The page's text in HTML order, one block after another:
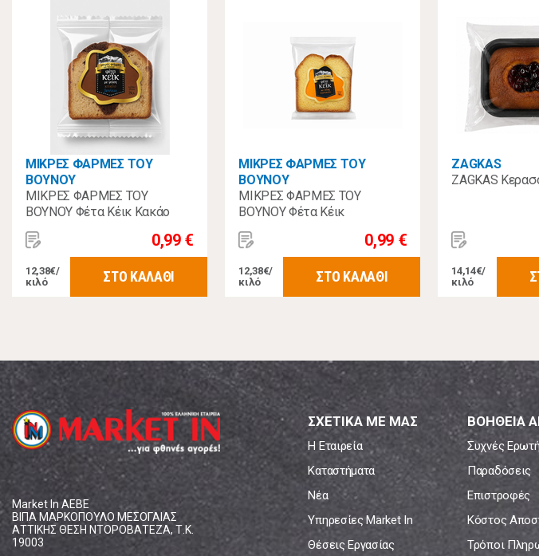
ΜΙΚΡΕΣ ΦΑΡΜΕΣ ΤΟΥ
ΒΟΥΝΟΥ
ΜΙΚΡΕΣ ΦΑΡΜΕΣ ΤΟΥ
ΒΟΥΝΟΥ Φέτα Κέικ Κακάο
80gr
0,99 €
12,38€/
κιλό
ΣΤΟ ΚΑΛΑΘΙ
ΜΙΚΡΕΣ ΦΑΡΜΕΣ ΤΟΥ
ΒΟΥΝΟΥ
ΜΙΚΡΕΣ ΦΑΡΜΕΣ ΤΟΥ
ΒΟΥΝΟΥ Φέτα Κέικ
Πορτοκάλι & Βανίλια 80gr
0,99 €
12,38€/
κιλό
ΣΤΟ ΚΑΛΑΘΙ
ZAGKAS
ZAGKAS
14,14€/
κιλό
Market In ΑΕΒΕ
ΒΙΠΑ ΜΑΡΚΟΠΟΥΛΟ ΜΕΣΟΓΑΙΑΣ
ΑΤΤΙΚΗΣ ΘΕΣΗ ΝΤΟΡΟΒΑΤΕΖΑ, Τ.Κ.
19003
ΣΧΕΤΙΚΑ ΜΕ ΜΑΣ
Η Εταιρεία
Καταστήματα
Νέα
Υπηρεσίες Market In
Θέσεις Εργασίας
ΒΟΗΘΕΙΑ
Συχνές
Παραδόσεις
Επιστροφές
Κόστος
Τρόποι